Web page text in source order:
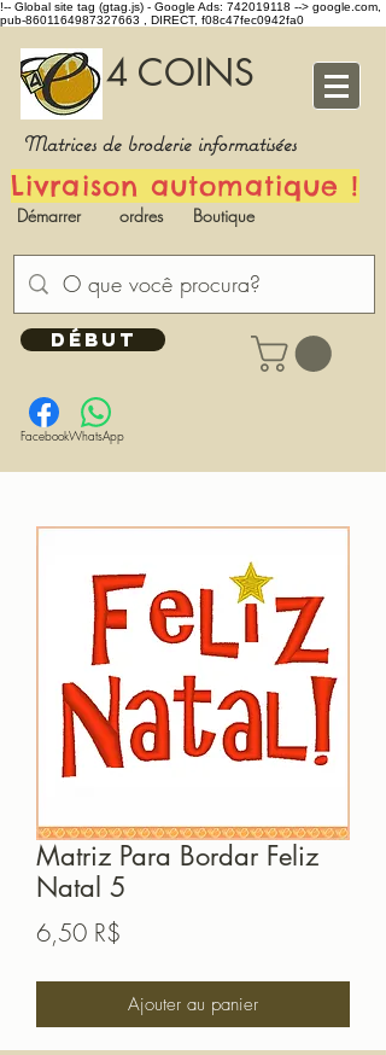
!-- Global site tag (gtag.js) - Google Ads: 742019118 --> google.com,
pub-8601164987327663 , DIRECT, f08c47fec0942fa0
4 COINS
Matrices de broderie informatisées
Livraison automatique !
Démarrer ordres Boutique
DÉBUT
FacebookWhatsApp
Matriz Para Bordar Feliz
Natal 5
6,50 R$
Ajouter au panier